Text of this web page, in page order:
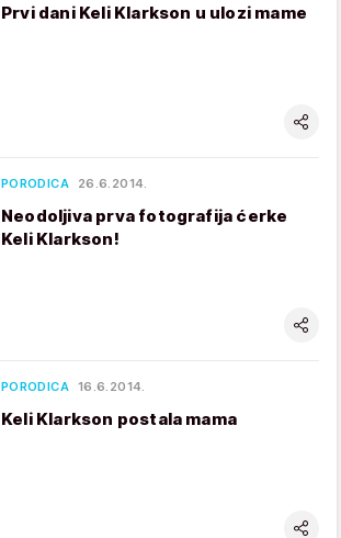
Prvi dani Keli Klarkson u ulozi mame
PORODICA 26.6.2014.
Neodoljiva prva fotografija ćerke
Keli Klarkson!
PORODICA 16.6.2014.
Keli Klarkson postala mama